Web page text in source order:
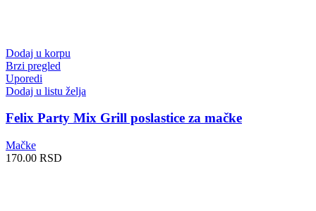
Dodaj u korpu
Brzi pregled
Uporedi
Dodaj u listu želja
Felix Party Mix Grill poslastice za mačke
Mačke
170.00 RSD